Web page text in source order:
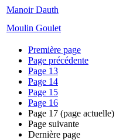
Manoir Dauth
Moulin Goulet
Première page
Page précédente
Page 13
Page 14
Page 15
Page 16
Page 17 (page actuelle)
Page suivante
Dernière page